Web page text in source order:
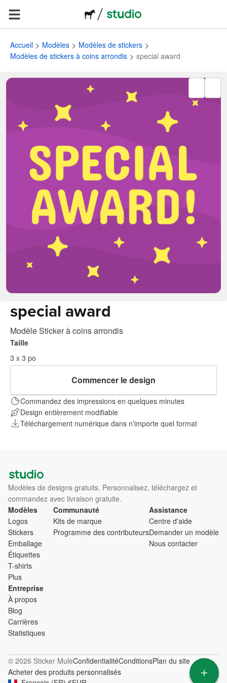
Accueil Modèles
Modèles de stickers
Modèles de stickers à coins arrondis
special award
special award
Modèle Sticker à coins arrondis
Taille
3 x 3 po
Commencer le design
Commandez des impressions en quelques minutes
Design entièrement modifiable
Téléchargement numérique dans n'importe quel format
Modèles de designs gratuits. Personnalisez, téléchargez et
commandez avec livraison gratuite.
Modèles
Logos
Stickers
Emballage
Étiquettes
T-shirts
Plus
Communauté
Kits de marque
Programme des contributeurs
Assistance
Centre d'aide
Demander un modèle
Nous contacter
Entreprise
À propos
Blog
Carrières
Statistiques
© 2026 Sticker MuleConfidentialitéConditionsPlan du site
Acheter des produits personnalisés